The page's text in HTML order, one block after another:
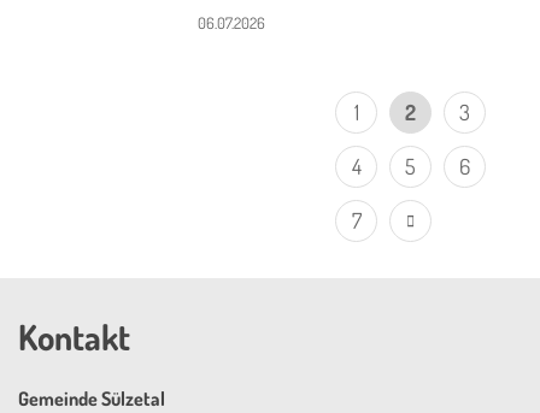
06.07.2026
1 2 3
4 5 6
7
Kontakt
Gemeinde Sülzetal